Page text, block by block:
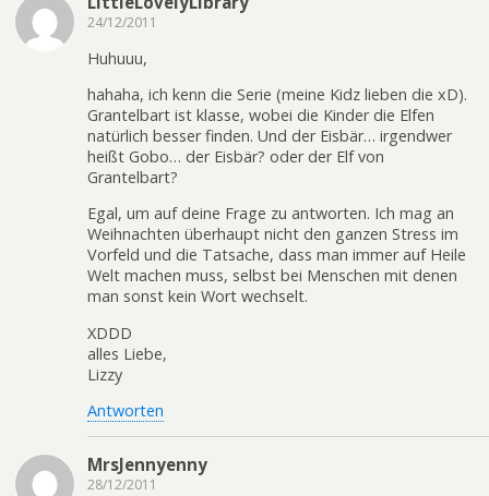
24/12/2011
Huhuuu,
hahaha, ich kenn die Serie (meine Kidz lieben die xD).
Grantelbart ist klasse, wobei die Kinder die Elfen
natürlich besser finden. Und der Eisbär… irgendwer
heißt Gobo… der Eisbär? oder der Elf von
Grantelbart?
Egal, um auf deine Frage zu antworten. Ich mag an
Weihnachten überhaupt nicht den ganzen Stress im
Vorfeld und die Tatsache, dass man immer auf Heile
Welt machen muss, selbst bei Menschen mit denen
man sonst kein Wort wechselt.
XDDD
alles Liebe,
Lizzy
Antworten
MrsJennyenny
28/12/2011